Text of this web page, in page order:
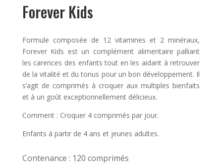
Forever Kids
Formule composée de 12 vitamines et 2 minéraux,
Forever Kids est un complément alimentaire palliant
les carences des enfants tout en les aidant à retrouver
de la vitalité et du tonus pour un bon développement. Il
s’agit de comprimés à croquer aux multiples bienfaits
et à un goût exceptionnellement délicieux.
Comment : Croquer 4 comprimés par jour.
Enfants à partir de 4 ans et jeunes adultes.
Contenance : 120 comprimés